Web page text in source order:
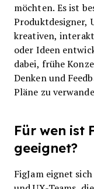
möchten. Es ist
Produktdesigner,
kreativen,
oder Ideen
dabei, frühe
Denken und
Pläne zu
Für wen ist
geeignet?
FigJam eignet